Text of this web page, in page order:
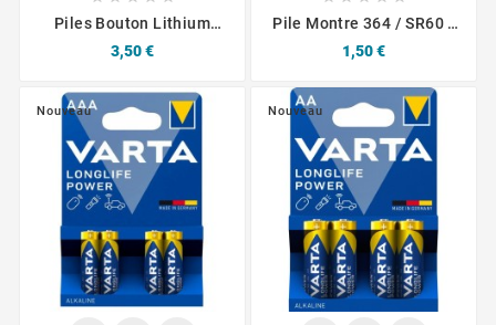
Piles Bouton Lithium
L'unité
Prix
3,50 €
Pile Montre 364 / SR60 /
Varta À L'unité
Prix
1,50 €
Nouveau Nouveau